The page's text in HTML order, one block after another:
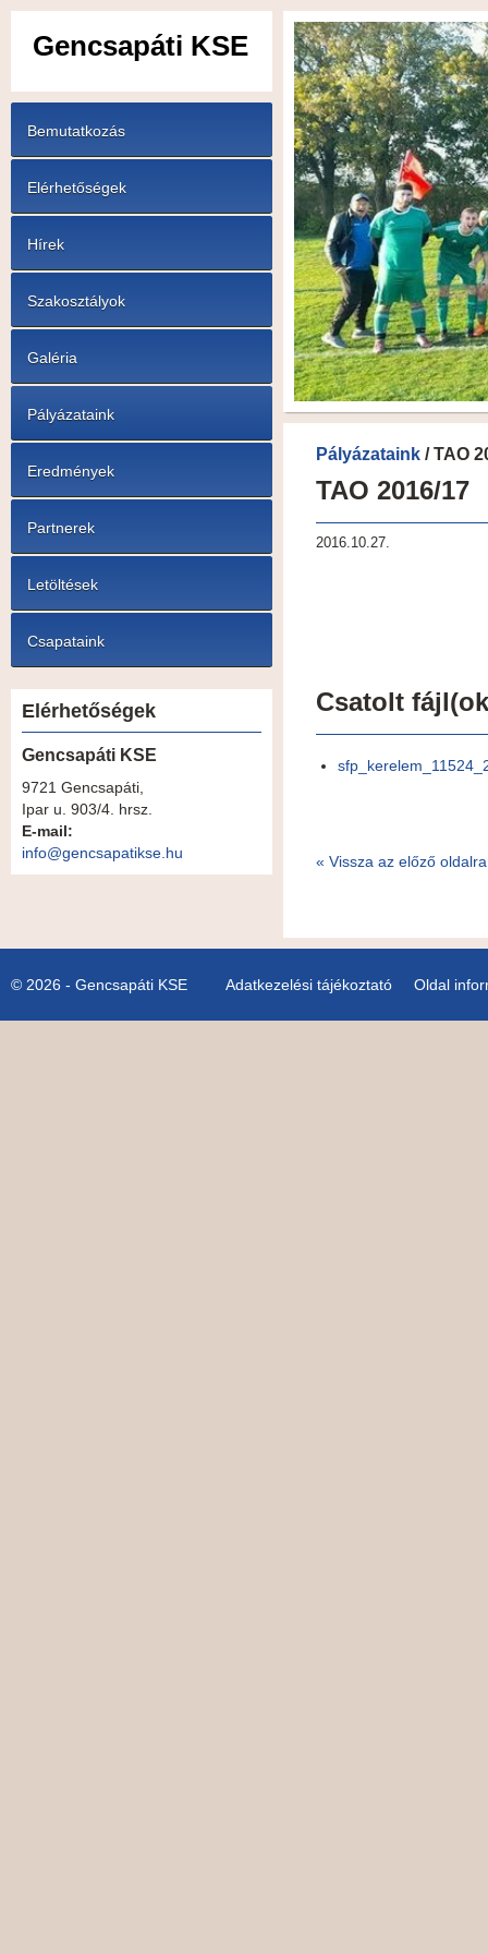
Gencsapáti KSE
Bemutatkozás
Elérhetőségek
Hírek
Szakosztályok
Galéria
Pályázataink
Eredmények
Partnerek
Letöltések
Csapataink
Elérhetőségek
Gencsapáti KSE
9721 Gencsapáti,
Ipar u. 903/4. hrsz.
E-mail:
info@gencsapatikse.hu
Pályázataink / TAO
TAO 2016/17
2016.10.27.
Csatolt
« Vissza az előző
© 2026 - Gencsapáti KSE Adatkezelési tájékoztató Oldal